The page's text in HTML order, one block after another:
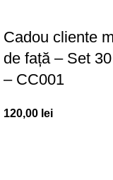
Cadou cliente
de față – Set
– CC001
120,00 lei